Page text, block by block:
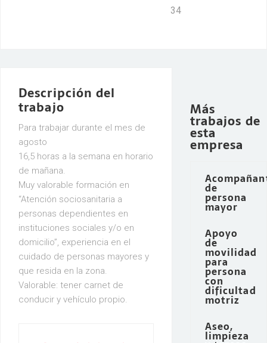
34
Descripción del
trabajo
Para trabajar durante el mes de
agosto
16,5 horas a la semana en horario
de mañana.
Muy valorable formación en
“Atención sociosanitaria a
personas dependientes en
instituciones sociales y/o en
domicilio”, experiencia en el
cuidado de personas mayores y
que resida en la zona.
Valorable: tener carnet de
conducir y vehículo propio.
Más
trabajos de
esta
empresa
de
persona
mayor
Apoyo
de
movilidad
para
persona
con
dificultad
motriz
Aseo,
limpieza